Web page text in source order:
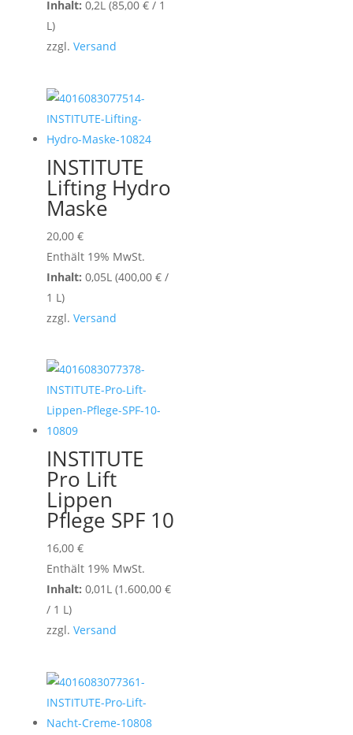
Inhalt: 0,2L (85,00 €/ 1
L)
zzgl. Versand
INSTITUTE
Lifting Hydro
Maske
20,00 €
Enthält 19% MwSt.
Inhalt: 0,05L (400,00 €/
1 L)
zzgl. Versand
INSTITUTE
Pro Lift
Lippen
Pflege SPF 10
16,00 €
Enthält 19% MwSt.
Inhalt: 0,01L (1.600,00 €
/ 1 L)
zzgl. Versand